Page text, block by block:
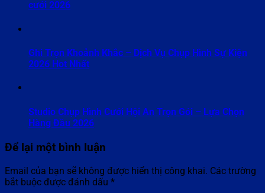
cưới 2026
Ghi Trọn Khoảnh Khắc – Dịch Vụ Chụp Hình Sự Kiện
2026 Hot Nhất
Studio Chụp Hình Cưới Hội An Trọn Gói – Lựa Chọn
Hàng Đầu 2026
Để lại một bình luận
Email của bạn sẽ không được hiển thị công khai. Các trường
bắt buộc được đánh dấu *